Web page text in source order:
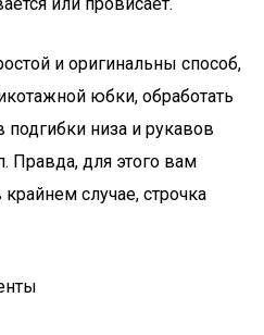
и оригинальны способ,
юбки, обработать
подгибки низа и рукавов
Правда, для этого вам
случае, строчка